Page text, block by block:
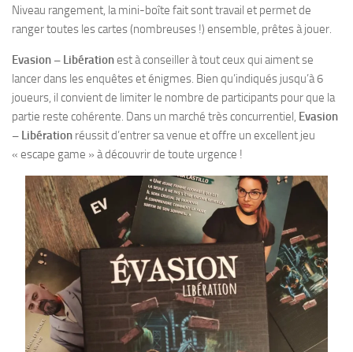
Niveau rangement, la mini-boîte fait sont travail et permet de
ranger toutes les cartes (nombreuses !) ensemble, prêtes à jouer.
Evasion – Libérationest à conseiller à tout ceux qui aiment se
lancer dans les enquêtes et énigmes. Bien qu’indiqués jusqu’à 6
joueurs, il convient de limiter le nombre de participants pour que la
partie reste cohérente. Dans un marché très concurrentiel, Evasion
– Libération réussit d’entrer sa venue et offre un excellent jeu
« escape game » à découvrir de toute urgence !